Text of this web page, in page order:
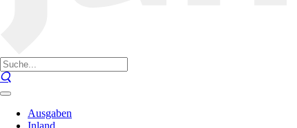
Ausgaben
Inland